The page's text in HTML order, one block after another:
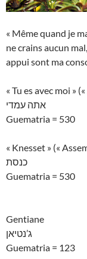
« Même quand je
ne crains aucun
appui sont ma
« Tu es avec moi »
אתה עמדי
Guematria = 530
« Knesset » («
כנסת
Guematria = 530
Gentiane
ג’נטיאן
Guematria = 123